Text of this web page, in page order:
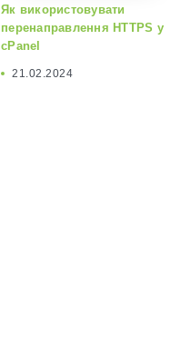
Як використовувати
перенаправлення HTTPS у
cPanel
21.02.2024